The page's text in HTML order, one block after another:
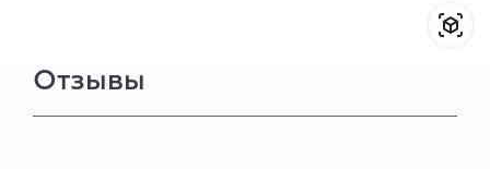
Отзывы